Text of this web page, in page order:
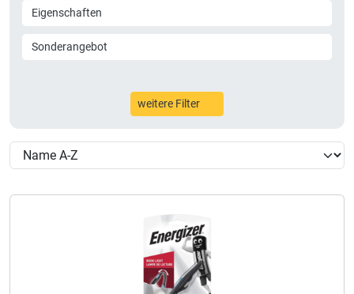
Eigenschaften
Sonderangebot
weitere Filter